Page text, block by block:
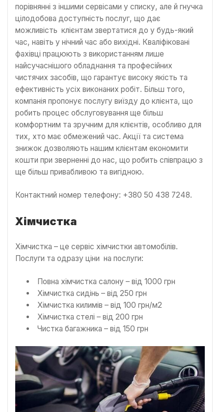
порівнянні з іншими сервісами у списку, але й гнучка
цілодобова доступність послуг, що дає
можливість клієнтам звертатися до у будь-який
час, навіть у нічний час або вихідні. Кваліфіковані
фахівці працюють з використанням лише
найсучаснішого обладнання та професійних
чистячих засобів, що гарантує високу якість та
ефективність усіх виконаних робіт. Більш того,
компанія пропонує послугу виїзду до клієнта, що
робить процес обслуговування ще більш
комфортним та зручним для клієнтів, особливо для
тих, хто має обмежений час. Акції та система
знижок дозволяють нашим клієнтам економити
кошти при зверненні до нас, що робить співпрацю з
ще більш привабливою та вигідною.
Контактний номер телефону: +380 50 438 7248.
Хімчистка
Хімчистка – це сервіс хімчистки автомобілів.
Послуги та одразу ціни на послуги:
Повна хімчистка салону – від 1000 грн
Хімчистка сидінь – від 250 грн
Хімчистка килимів – від 100 грн/м2
Хімчистка стелі – від 200 грн
Чистка багажника – від 150 грн